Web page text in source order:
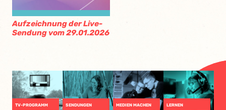
Aufzeichnung der Live-
Sendung vom 29.01.2026
TV-PROGRAMM SENDUNGEN MEDIEN MACHEN LERNEN